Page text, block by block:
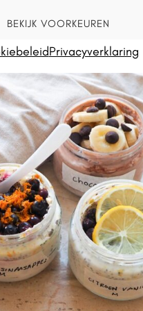
BEKIJK VOORKEUREN
Privacyverklaring